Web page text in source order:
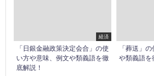
経済
「日銀金融政策決定会合」の使
い方や意味、例文や類義語を徹
底解説！
「葬送」
や類義語を